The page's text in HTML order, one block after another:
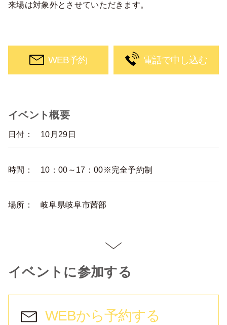
来場は対象外とさせていただきます。
WEB予約 電話で申し込む
イベント概要
日付： 10月29日
時間： 10：00～17：00※完全予約制
場所： 岐阜県岐阜市茜部
イベントに参加する
WEBから予約する